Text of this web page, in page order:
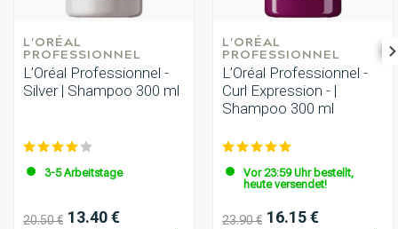
L'ORÉAL
PROFESSIONNEL
L’Oréal Professionnel -
Silver | Shampoo 300 ml
3-5 Arbeitstage
20.50 € 13.40 €
L'ORÉAL
PROFESSIONNEL
L’Oréal Professionnel -
Curl Expression - |
Shampoo 300 ml
Vor 23:59 Uhr bestellt,
heute versendet!
23.90 € 16.15 €